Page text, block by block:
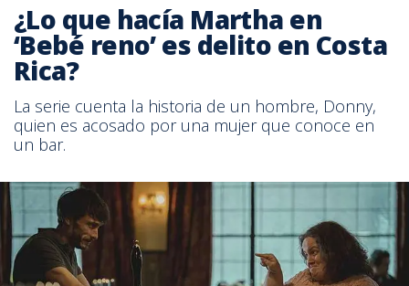
¿Lo que hacía Martha en
‘Bebé reno’ es delito en Costa
Rica?
La serie cuenta la historia de un hombre, Donny,
quien es acosado por una mujer que conoce en
un bar.